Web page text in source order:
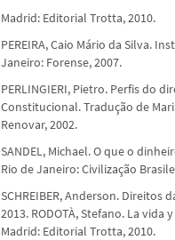
Madrid: Editorial Trotta, 2010.
PEREIRA, Caio Mário da Silva.
Janeiro: Forense, 2007.
PERLINGIERI, Pietro. Perfis do
Constitucional. Tradução de
Renovar, 2002.
SANDEL, Michael. O que o
Rio de Janeiro: Civilização
SCHREIBER, Anderson. Direitos
2013. RODOTÀ, Stefano. La
Madrid: Editorial Trotta, 2010.